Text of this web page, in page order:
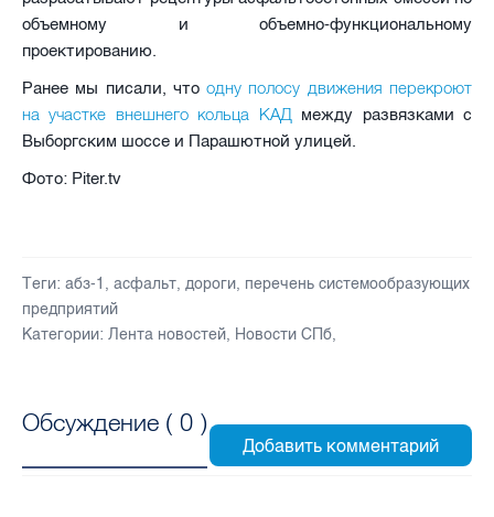
объемному и объемно-функциональному
проектированию.
Ранее мы писали, чтоодну полосу движения перекроют
на участке внешнего кольца КАД между развязками с
Выборгским шоссе и Парашютной улицей.
Фото: Piter.tv
Теги: абз-1 , асфальт, дороги, перечень системообразующих
предприятий
Категории: Лента новостей, Новости СПб,
Обсуждение ( 0 )